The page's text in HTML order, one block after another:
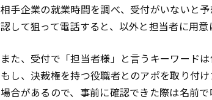
相手企業の就業時間を調べ、受付がいないと
認して狙って電話すると、以外と担当者に用意
また、受付で「担当者様」と言うキーワードは
もし、決裁権を持つ役職者とのアポを取り付
場合があるので、事前に確認できた際は名前で